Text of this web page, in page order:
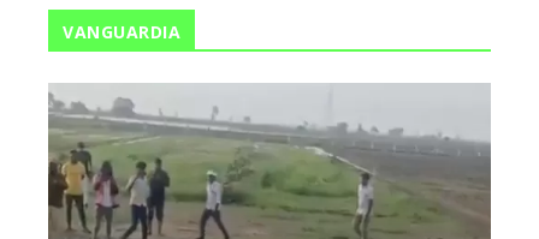
VANGUARDIA